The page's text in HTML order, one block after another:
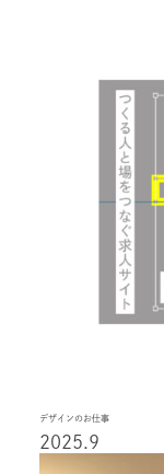
デザインのお仕事
2025.9